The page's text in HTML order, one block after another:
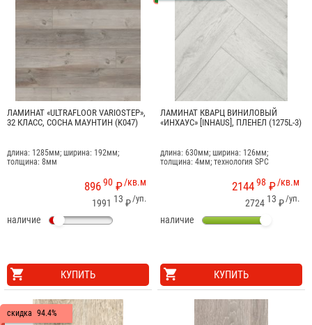
ЛАМИНАТ «ULTRAFLOOR VARIOSTEP»,
32 КЛАСС, СОСНА МАУНТИН (K047)
длина: 1285мм; ширина: 192мм;
толщина: 8мм
/кв.м
89690 ₽
/уп.
1991 13 ₽
наличие
КУПИТЬ
ЛАМИНАТ КВАРЦ ВИНИЛОВЫЙ
«ИНХАУС» [INHAUS], ПЛЕНЕЛ (1275L-3)
длина: 630мм; ширина: 126мм;
толщина: 4мм; технология SPC
/кв.м
214498 ₽
/уп.
2724 13 ₽
наличие
КУПИТЬ
скидка 94.4%